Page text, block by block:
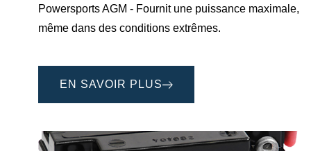
Powersports AGM - Fournit une puissance maximale,
même dans des conditions extrêmes.
EN SAVOIR PLUS